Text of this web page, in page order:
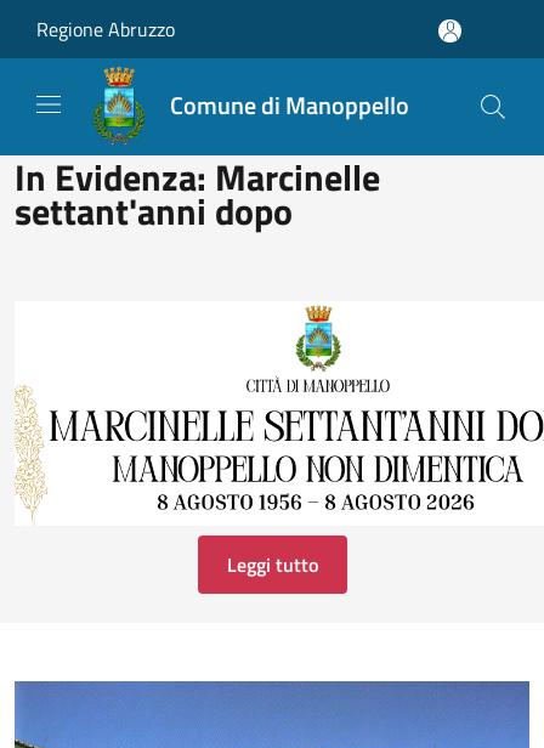
Regione Abruzzo
Comune di Manoppello
In Evidenza: Marcinelle
settant'anni dopo
Leggi tutto